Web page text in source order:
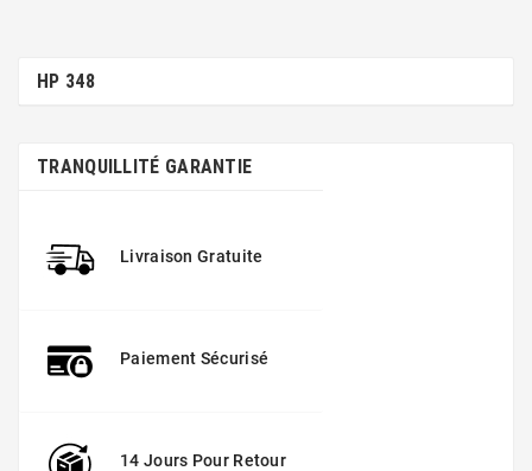
HP 348
TRANQUILLITÉ GARANTIE
Livraison Gratuite
Paiement Sécurisé
14 Jours Pour Retour